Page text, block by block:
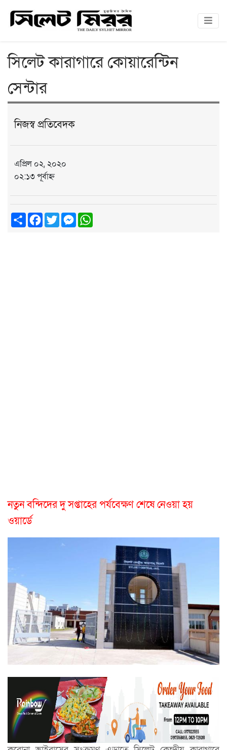
সিলেট কারাগারে কোয়ারেন্টিন
সেন্টার
নিজস্ব প্রতিবেদক
এপ্রিল ০২, ২০২০
০২:১৩ পূর্বাহ্ন
ShareFacebook
TwitterMessenger
নতুন বন্দিদের দু সপ্তাহের পর্যবেক্ষণ শেষে নেওয়া হয়
ওয়ার্ডে